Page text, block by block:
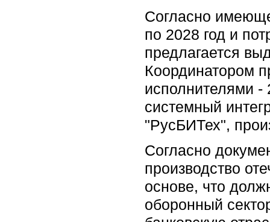
Согласно
по 2028 год и
предлагается
Координатором
исполнителями -
системный
"РусБИТех",
Согласно
производство
основе, что
оборонный